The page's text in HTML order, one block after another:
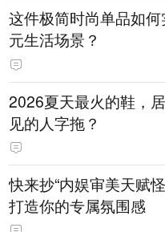
这件极简时尚单品如
元生活场景？
2026夏天最火的鞋，
见的人字拖？
快来抄“内娱审美天赋
打造你的专属氛围感